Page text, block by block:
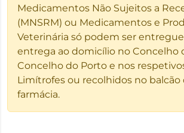
Medicamentos Não Sujeitos a
(MNSRM) ou Medicamentos e
Veterinária só podem ser
entrega ao domicílio no Concelho
Concelho do Porto e nos
Limítrofes ou recolhidos no balcão
farmácia.